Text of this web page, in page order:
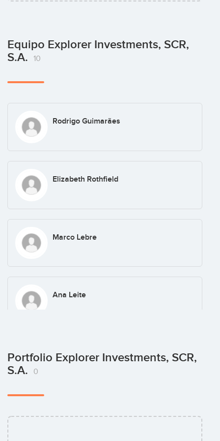
Equipo Explorer Investments, SCR,
S.A.
10
Rodrigo Guimarães
Elizabeth Rothfield
Marco Lebre
Ana Leite
David Cálem Ferreira
Portfolio Explorer Investments, SCR,
S.A.
0